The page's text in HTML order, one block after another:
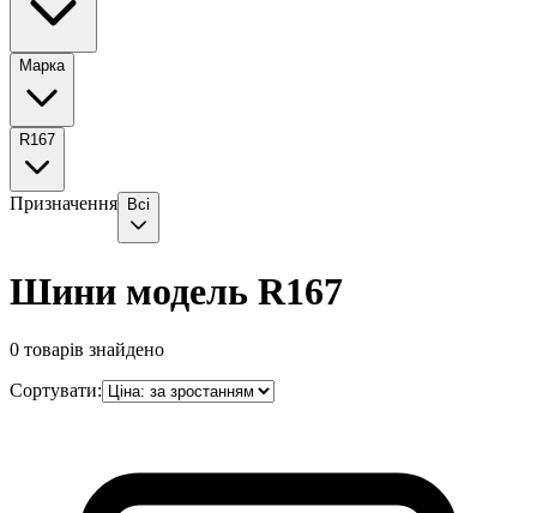
Марка
R167
Призначення Всі
Шини модель R167
0 товарів знайдено
Сортувати: